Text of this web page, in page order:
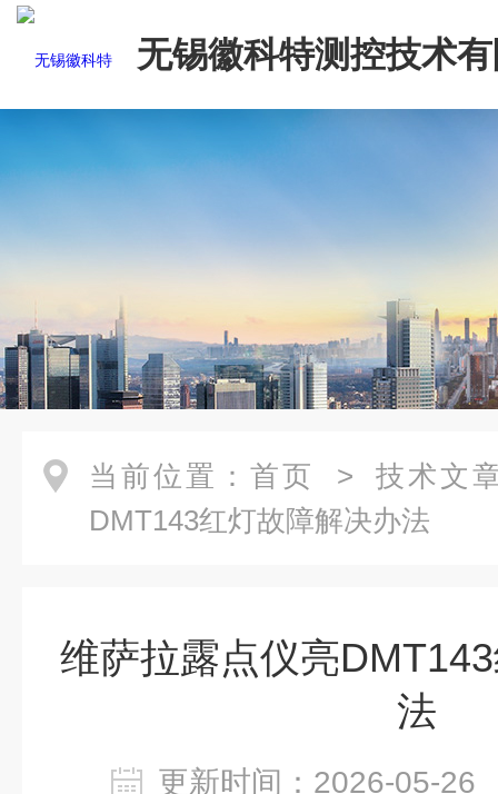
无锡徽科特测控技术
当前位置： 首页 > 技术文
DMT143红灯故障解决办法
维萨拉露点仪亮
法
更新时间：2026-05-